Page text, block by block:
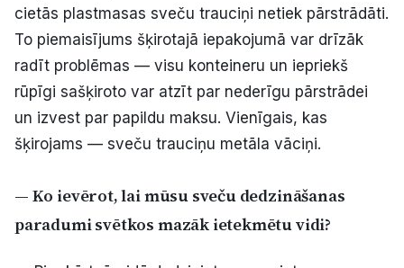
cietās plastmasas sveču trauciņi netiek pārstrādāti.
To piemaisījums šķirotajā iepakojumā var drīzāk
radīt problēmas — visu konteineru un iepriekš
rūpīgi sašķiroto var atzīt par nederīgu pārstrādei
un izvest par papildu maksu. Vienīgais, kas
šķirojams — sveču trauciņu metāla vāciņi.
— Ko ievērot, lai mūsu sveču dedzināšanas
paradumi svētkos mazāk ietekmētu vidi?